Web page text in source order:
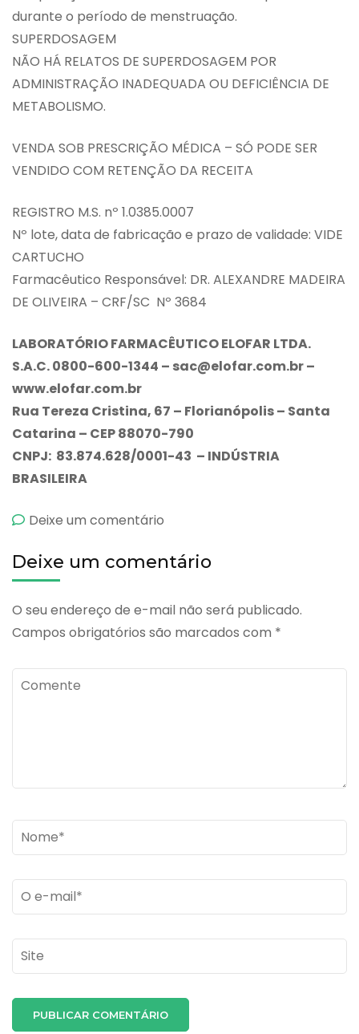
durante o período de menstruação.
SUPERDOSAGEM
NÃO HÁ RELATOS DE SUPERDOSAGEM POR
ADMINISTRAÇÃO INADEQUADA OU DEFICIÊNCIA DE
METABOLISMO.
VENDA SOB PRESCRIÇÃO MÉDICA – SÓ PODE SER
VENDIDO COM RETENÇÃO DA RECEITA
REGISTRO M.S. nº 1.0385.0007
Nº lote, data de fabricação e prazo de validade: VIDE
CARTUCHO
Farmacêutico Responsável: DR. ALEXANDRE MADEIRA
DE OLIVEIRA – CRF/SC Nº 3684
LABORATÓRIO FARMACÊUTICO ELOFAR LTDA.
S.A.C. 0800-600-1344 – sac@elofar.com.br–
www.elofar.com.br
Rua Tereza Cristina, 67 – Florianópolis – Santa
Catarina – CEP 88070-790
CNPJ: 83.874.628/0001-43 – INDÚSTRIA
BRASILEIRA
Deixe um comentário
Deixe um comentário
O seu endereço de e-mail não será publicado.
Campos obrigatórios são marcados com *
Comente
Name*
Email *
Site